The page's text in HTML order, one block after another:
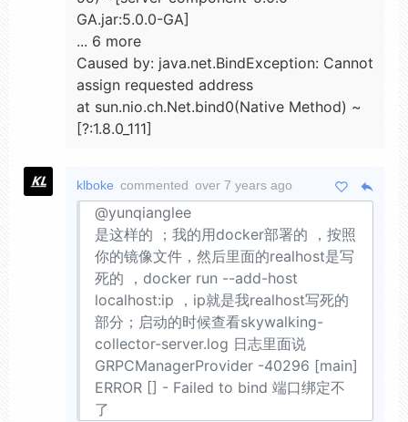
GA.jar:5.0.0-GA]
... 6 more
Caused by: java.net.BindException: Cannot
assign requested address
at sun.nio.ch.Net.bind0(Native Method) ~
[?:1.8.0_111]
klboke commented over 7 years ago
@yunqianglee
是这样的 ；我的用docker部署的 ，按照
你的镜像文件，然后里面的realhost是写
死的 ，docker run --add-host
localhost:ip ，ip就是我realhost写死的
部分；启动的时候查看skywalking-
collector-server.log 日志里面说
GRPCManagerProvider -40296 [main]
ERROR [] - Failed to bind 端口绑定不
了